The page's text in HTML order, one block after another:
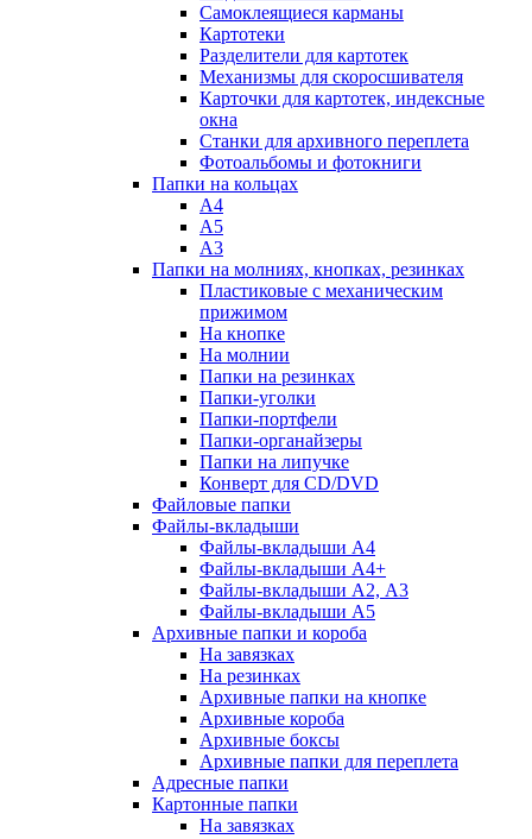
Самоклеящиеся карманы
Картотеки
Разделители для картотек
Механизмы для скоросшивателя
Карточки для картотек, индексные
окна
Станки для архивного переплета
Фотоальбомы и фотокниги
Папки на кольцах
А4
А5
А3
Папки на молниях, кнопках, резинках
Пластиковые с механическим
прижимом
На кнопке
На молнии
Папки на резинках
Папки-уголки
Папки-портфели
Папки-органайзеры
Папки на липучке
Конверт для CD/DVD
Файловые папки
Файлы-вкладыши
Файлы-вкладыши А4
Файлы-вкладыши А4+
Файлы-вкладыши А2, А3
Файлы-вкладыши А5
Архивные папки и короба
На завязках
На резинках
Архивные папки на кнопке
Архивные короба
Архивные боксы
Архивные папки для переплета
Адресные папки
Картонные папки
На завязках